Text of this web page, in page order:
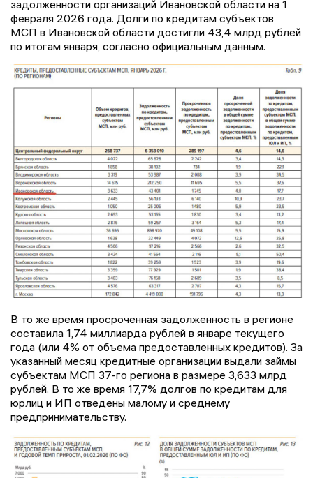
задолженности организаций Ивановской области на 1
февраля 2026 года. Долги по кредитам субъектов
МСП в Ивановской области достигли 43,4 млрд рублей
по итогам января, согласно официальным данным.
В то же время просроченная задолженность в регионе
составила 1,74 миллиарда рублей в январе текущего
года (или 4% от объема предоставленных кредитов). За
указанный месяц кредитные организации выдали займы
субъектам МСП 37-го региона в размере 3,633 млрд
рублей. В то же время 17,7% долгов по кредитам для
юрлиц и ИП отведены малому и среднему
предпринимательству.